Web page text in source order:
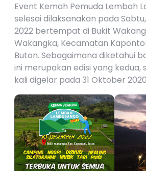
Event Kemah Pemuda Lembah
selesai dilaksanakan pada
2022 bertempat di Bukit
Wakangka, Kecamatan
Buton. Sebagaimana diketahui
ini merupakan edisi yang
kali digelar pada 31 Oktober